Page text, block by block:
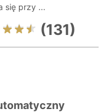
się przy ...
(131)